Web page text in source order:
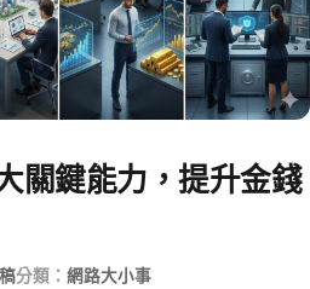
關鍵能力，提升金錢
分類： 網路大小事